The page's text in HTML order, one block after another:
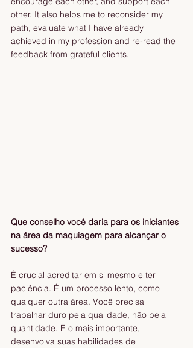
other. It also helps me to reconsider my
path, evaluate what I have already
achieved in my profession and re-read the
feedback from grateful clients.
Que conselho você daria para os iniciantes
na área da maquiagem para alcançar o
sucesso?
É crucial acreditar em si mesmo e ter
paciência. É um processo lento, como
qualquer outra área. Você precisa
trabalhar duro pela qualidade, não pela
quantidade. E o mais importante,
desenvolva suas habilidades de